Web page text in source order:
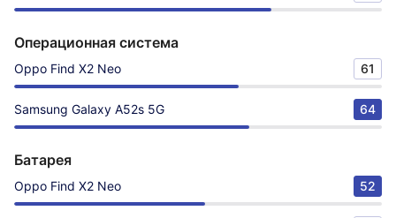
Операционная система
Oppo Find X2 Neo 61
Samsung Galaxy A52s 5G 64
Батарея
Oppo Find X2 Neo 52